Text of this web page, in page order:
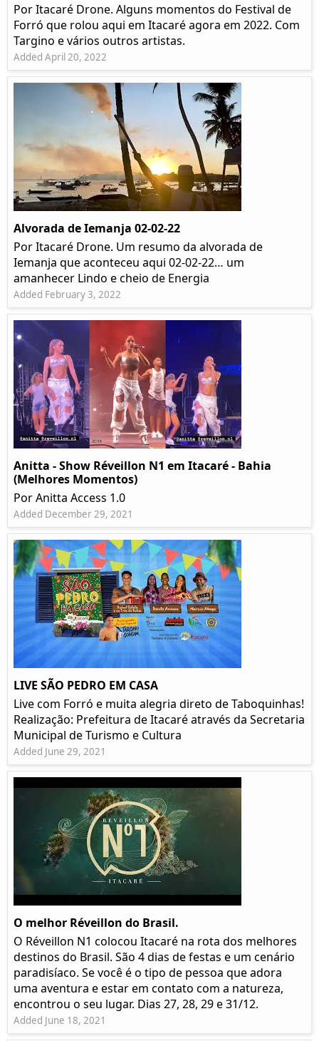
Por Itacaré Drone. Alguns momentos do Festival de
Forró que rolou aqui em Itacaré agora em 2022. Com
Targino e vários outros artistas.
Added April 20, 2022
Alvorada de Iemanja 02-02-22
Por Itacaré Drone. Um resumo da alvorada de
Iemanja que aconteceu aqui 02-02-22… um
amanhecer Lindo e cheio de Energia
Added February 3, 2022
Anitta - Show Réveillon N1 em Itacaré - Bahia
(Melhores Momentos)
Por Anitta Access 1.0
Added December 29, 2021
LIVE SÃO PEDRO EM CASA
Live com Forró e muita alegria direto de Taboquinhas!
Realização: Prefeitura de Itacaré através da Secretaria
Municipal de Turismo e Cultura
Added June 29, 2021
O melhor Réveillon do Brasil.
O Réveillon N1 colocou Itacaré na rota dos melhores
destinos do Brasil. São 4 dias de festas e um cenário
paradisíaco. Se você é o tipo de pessoa que adora
uma aventura e estar em contato com a natureza,
encontrou o seu lugar. Dias 27, 28, 29 e 31/12.
Added June 18, 2021